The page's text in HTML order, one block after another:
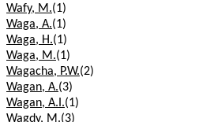
Wafy, M.(1)
Waga, A.(1)
Waga, H.(1)
Waga, M.(1)
Wagacha, P.W.(2)
Wagan, A.(3)
Wagan, A.I.(1)
Wagdy, M.(3)